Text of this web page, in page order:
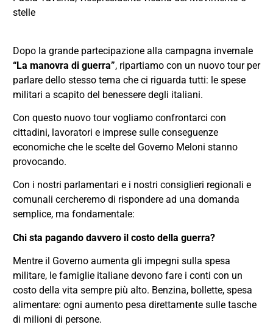
stelle
Dopo la grande partecipazione alla campagna invernale
“La manovra di guerra”, ripartiamo con un nuovo tour per
parlare dello stesso tema che ci riguarda tutti: le spese
militari a scapito del benessere degli italiani.
Con questo nuovo tour vogliamo confrontarci con
cittadini, lavoratori e imprese sulle conseguenze
economiche che le scelte del Governo Meloni stanno
provocando.
Con i nostri parlamentari e i nostri consiglieri regionali e
comunali cercheremo di rispondere ad una domanda
semplice, ma fondamentale:
Chi sta pagando davvero il costo della guerra?
Mentre il Governo aumenta gli impegni sulla spesa
militare, le famiglie italiane devono fare i conti con un
costo della vita sempre più alto. Benzina, bollette, spesa
alimentare: ogni aumento pesa direttamente sulle tasche
di milioni di persone.